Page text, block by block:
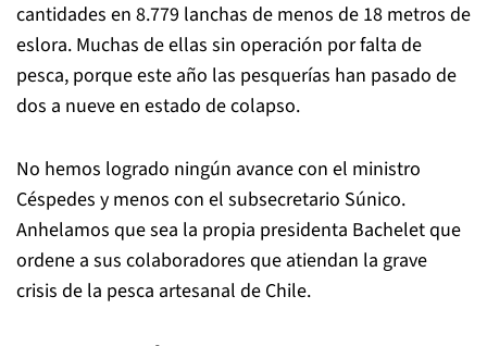
cantidades en 8.779 lanchas de menos de 18 metros de
eslora. Muchas de ellas sin operación por falta de
pesca, porque este año las pesquerías han pasado de
dos a nueve en estado de colapso.
No hemos logrado ningún avance con el ministro
Céspedes y menos con el subsecretario Súnico.
Anhelamos que sea la propia presidenta Bachelet que
ordene a sus colaboradores que atiendan la grave
crisis de la pesca artesanal de Chile.